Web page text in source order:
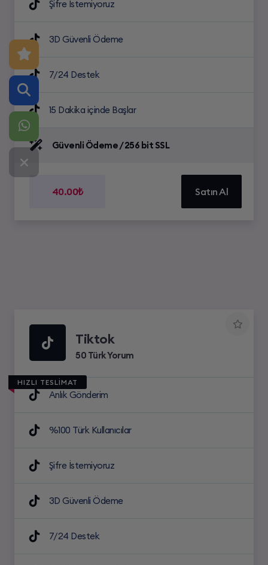
Şifre İstemiyoruz
3D Güvenli Ödeme
7/24 Destek
15 Dakika içinde Başlar
Güvenli Ödeme / 256 bit SSL
40.00₺ Satın Al
Tiktok
50 Türk Yorum
HIZLI TESLİMAT
Anlık Gönderim
%100 Türk Kullanıcılar
Şifre İstemiyoruz
3D Güvenli Ödeme
7/24 Destek